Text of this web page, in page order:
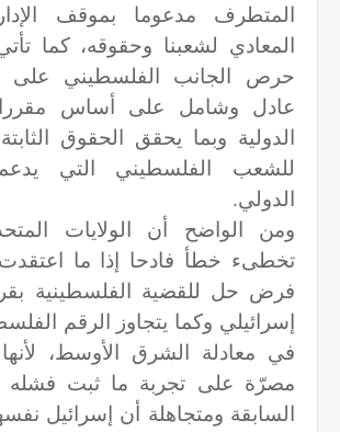
المتطرف مدعوما بموقف
المعادي لشعبنا وحقوقه، كما
حرص الجانب الفلسطيني على
عادل وشامل على أساس
الدولية وبما يحقق الحقوق
للشعب الفلسطيني التي
الدولي.
ومن الواضح أن الولايات
تخطىء خطأ فادحا إذا ما اعتقدت
فرض حل للقضية الفلسطينية
إسرائيلي وكما يتجاوز الرقم
في معادلة الشرق الأوسط،
مصرّة على تجربة ما ثبت فشله
السابقة ومتجاهلة أن إسرائيل